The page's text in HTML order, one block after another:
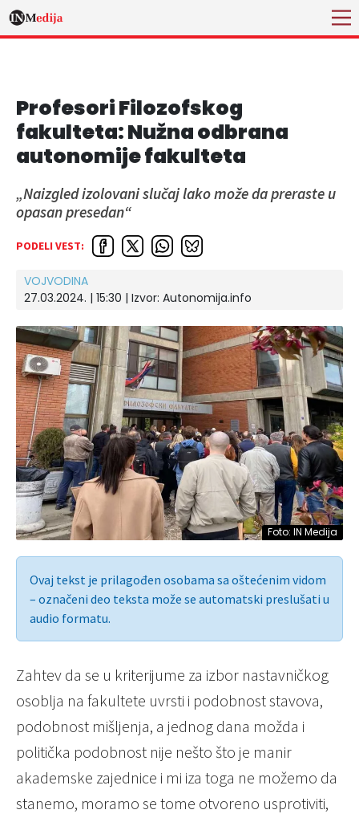
Profesori Filozofskog
fakulteta: Nužna odbrana
autonomije fakulteta
„Naizgled izolovani slučaj lako može da preraste u
opasan presedan“
PODELI VEST:
VOJVODINA
27.03.2024. | 15:30 | Izvor: Autonomija.info
Foto: IN Medija
Ovaj tekst je prilagođen osobama sa oštećenim vidom
– označeni deo teksta može se automatski preslušati u
audio formatu.
Zahtev da se u kriterijume za izbor nastavničkog
osoblja na fakultete uvrsti i podobnost stavova,
podobnost mišljenja, a jednog dana možda i
politička podobnost nije nešto što je manir
akademske zajednice i mi iza toga ne možemo da
stanemo, moramo se tome otvoreno usprotiviti,